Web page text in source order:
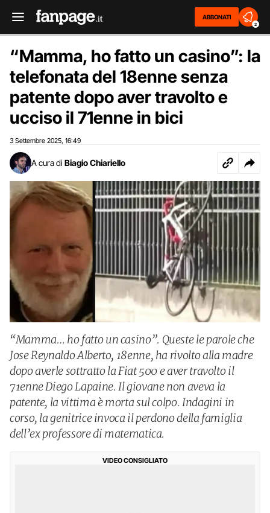
ABBONATI
2
“Mamma, ho fatto un casino”: la
telefonata del 18enne senza
patente dopo aver travolto e
ucciso il 71enne in bici
3 Settembre 2025 16:49
A cura di Biagio Chiariello
“Mamma… ho fatto un casino”. Queste le parole che
Jose Reynaldo Alberto, 18enne, ha rivolto alla madre
dopo averle sottratto la Fiat 500 e aver travolto il
71enne Diego Lapaine. Il giovane non aveva la
patente, la vittima è morta sul colpo. Indagini in
corso, la genitrice invoca il perdono della famiglia
dell’ex professore di matematica.
VIDEO CONSIGLIATO